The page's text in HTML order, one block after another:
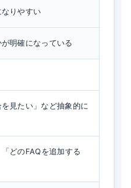
りやすい
明確になっている
見たい」など抽象的に
どのFAQを追加する